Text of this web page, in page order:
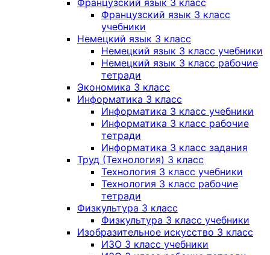
Французский язык 3 класс
Французский язык 3 класс
учебники
Немецкий язык 3 класс
Немецкий язык 3 класс учебники
Немецкий язык 3 класс рабочие
тетради
Экономика 3 класс
Информатика 3 класс
Информатика 3 класс учебники
Информатика 3 класс рабочие
тетради
Информатика 3 класс задания
Труд (Технология) 3 класс
Технология 3 класс учебники
Технология 3 класс рабочие
тетради
Физкультура 3 класс
Физкультура 3 класс учебники
Изобразительное искусство 3 класс
ИЗО 3 класс учебники